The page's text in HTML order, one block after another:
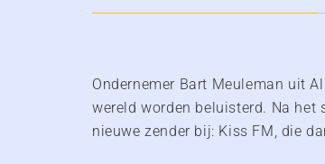
Ondernemer Bart Meuleman uit
wereld worden beluisterd. Na het
nieuwe zender bij: Kiss FM, die